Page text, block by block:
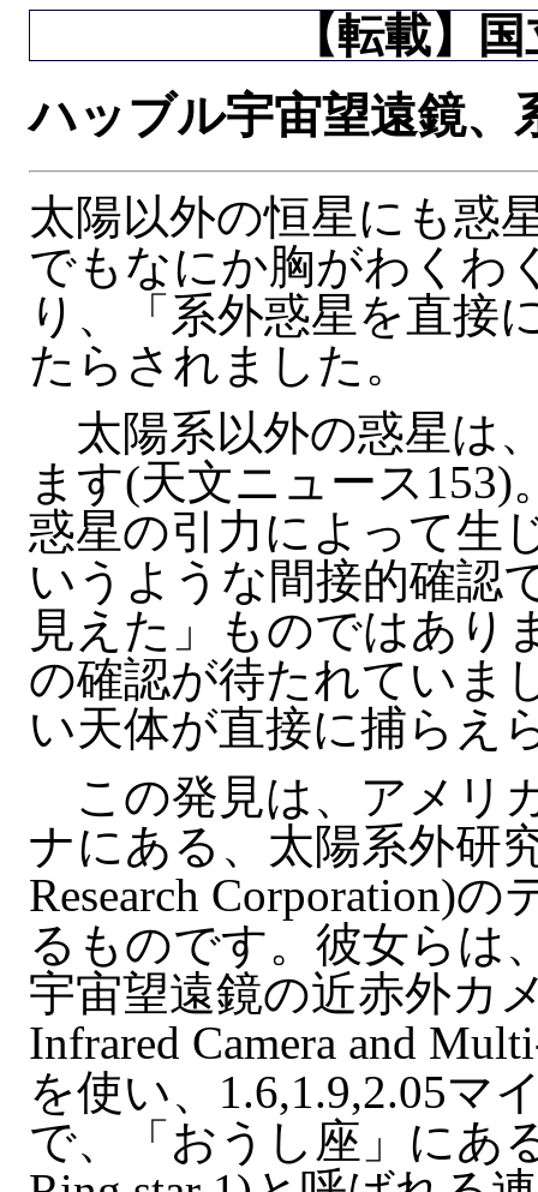
【転載】
ハッブル宇宙望遠鏡、
太陽以外の恒星にも惑
でもなにか胸がわくわ
り、「系外惑星を直接
たらされました。
太陽系以外の惑星は
ます(天文ニュース
惑星の引力によって生
いうような間接的確認
見えた」ものではあり
の確認が待たれていま
い天体が直接に捕らえ
この発見は、アメリ
ナにある、太陽系外研
Research Corporation)の
るものです。彼女らは
宇宙望遠鏡の近赤外カ
Infrared Camera and
を使い、1.6,1.9,2.05マ
で、「おうし座」にあ